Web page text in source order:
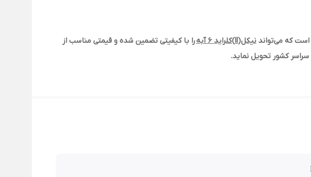
است که می‌تواند نیکل(ll) کلراید 6 آبه
را با کیفیتی تضمین شده و قیمتی مناسب از
سراسر کشور تحویل نماید.